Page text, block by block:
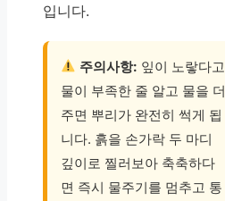
입니다.
주의사항: 잎이 노랗다고
물이 부족한 줄 알고 물을 더
주면 뿌리가 완전히 썩게 됩
니다. 흙을 손가락 두 마디
깊이로 찔러보아 축축하다
면 즉시 물주기를 멈추고 통